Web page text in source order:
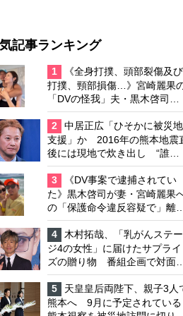
記事ランキング
1
《全身打撲、頭部裂傷及び
打撲、頸部損傷…》宮崎麗果
「DVの怪我」夫・黒木啓司の
逮捕で始まる「夫婦の闘争」
2
中居正広「ひそかに被災地
支援」か 2016年の熊本地震
後には現地で炊き出し “誰に
も知られなくて良い”と、むし
ろ強まる福祉活動への思い
3
《DV事案で逮捕されてい
た》黒木啓司が妻・宮崎麗果
の「保護命令違反容疑で」離婚
協議は「第二ステージ」へ
4
木村拓哉、「乳がんステー
ジ4の女性」に届けたサプライ
ズの贈り物 番組企画で対面し
たファンが、夢と希望を与え
心遣いに「うれしくて号泣し
した」
5
天皇皇后両陛下、親子3人
熊本へ 9月に予定されている